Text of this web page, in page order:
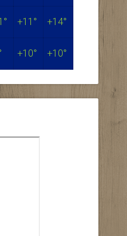
+11° +14°
+10° +10°